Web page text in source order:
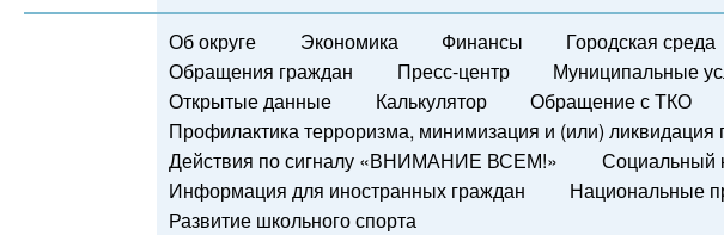
Об округе Экономика Финансы Городская среда
Обращения граждан
Пресс-центр Муниципальные
Открытые данные
Калькулятор
Обращение с ТКО
Профилактика терроризма, минимизация и (или) ликвидация
Действия по сигналу «ВНИМАНИЕ ВСЕМ!»
Социальный
Информация для иностранных граждан
Национальные
Развитие школьного спорта